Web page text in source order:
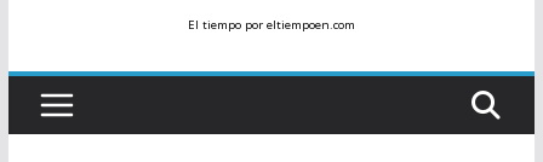
El tiempopor eltiempoen.com